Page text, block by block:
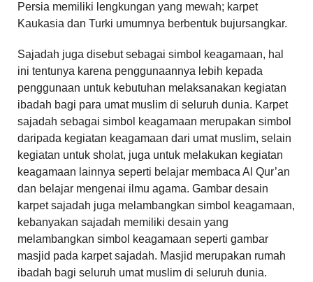
Persia memiliki lengkungan yang mewah; karpet
Kaukasia dan Turki umumnya berbentuk bujursangkar.
Sajadah juga disebut sebagai simbol keagamaan, hal
ini tentunya karena penggunaannya lebih kepada
penggunaan untuk kebutuhan melaksanakan kegiatan
ibadah bagi para umat muslim di seluruh dunia. Karpet
sajadah sebagai simbol keagamaan merupakan simbol
daripada kegiatan keagamaan dari umat muslim, selain
kegiatan untuk sholat, juga untuk melakukan kegiatan
keagamaan lainnya seperti belajar membaca Al Qur’an
dan belajar mengenai ilmu agama. Gambar desain
karpet sajadah juga melambangkan simbol keagamaan,
kebanyakan sajadah memiliki desain yang
melambangkan simbol keagamaan seperti gambar
masjid pada karpet sajadah. Masjid merupakan rumah
ibadah bagi seluruh umat muslim di seluruh dunia.